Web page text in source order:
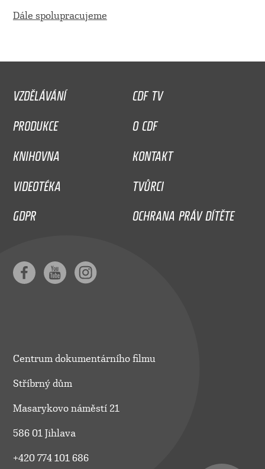
Dále spolupracujeme
VZDĚLÁVÁNÍ
CDF TV
PRODUKCE
O CDF
KNIHOVNA
KONTAKT
VIDEOTÉKA
TVŮRCI
GDPR
OCHRANA PRÁV DÍTĚTE
Centrum dokumentárního filmu
Stříbrný dům
Masarykovo náměstí 21
586 01 Jihlava
+420 774 101 686